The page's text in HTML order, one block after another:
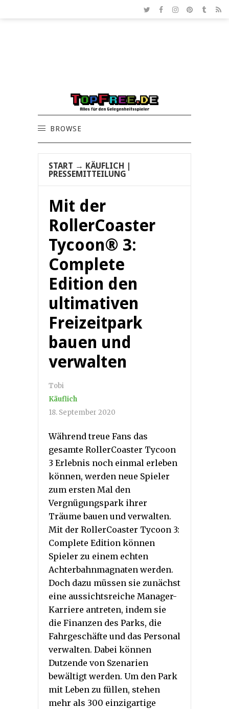
BROWSE
START → KÄUFLICH
PRESSEMITTEILUNG
Mit der
RollerCoaster
Tycoon® 3:
Complete
Edition den
ultimativen
Freizeitpark
bauen und
verwalten
Tobi
Käuflich
18. September 2020
Während treue Fans das
gesamte RollerCoaster Tycoon
3 Erlebnis noch einmal erleben
können, werden neue Spieler
zum ersten Mal den
Vergnügungspark ihrer
Träume bauen und verwalten.
Mit der RollerCoaster Tycoon 3:
Complete Edition können
Spieler zu einem echten
Achterbahnmagnaten werden.
Doch dazu müssen sie zunächst
eine aussichtsreiche Manager-
Karriere antreten, indem sie
die Finanzen des Parks, die
Fahrgeschäfte und das Personal
verwalten. Dabei können
Dutzende von Szenarien
bewältigt werden. Um den Park
mit Leben zu füllen, stehen
mehr als 300 einzigartige